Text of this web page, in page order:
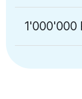
1'000'000